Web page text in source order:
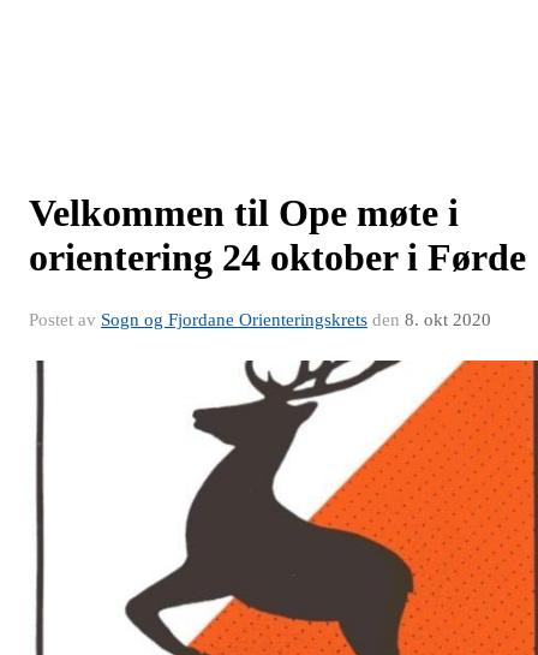
Velkommen til Ope møte i
orientering 24 oktober i Førde
Postet av Sogn og Fjordane Orienteringskrets den 8. okt 2020